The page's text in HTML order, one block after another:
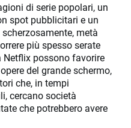
di serie popolari, un
spot pubblicitari e un
metà
più spesso serate
possono favorire
del grande schermo,
che, in tempi
cercano società
che potrebbero avere